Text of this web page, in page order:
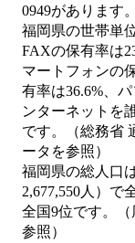
0949があります。
福岡県の世帯単
FAXの保有率は
マートフォンの
有率は36.6%、
ンターネットを
です。（総務省
ータを参照）
福岡県の総人口
2,677,550人）で
全国9位です。
参照）